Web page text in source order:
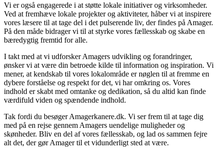
Vi er også engagerede i at støtte lokale initiativer og virksomheder.
Ved at fremhæve lokale projekter og aktiviteter, håber vi at inspirere
vores læsere til at tage del i det pulserende liv, der findes på Amager.
På den måde bidrager vi til at styrke vores fællesskab og skabe en
bæredygtig fremtid for alle.
I takt med at vi udforsker Amagers udvikling og forandringer,
ønsker vi at være din betroede kilde til information og inspiration. Vi
mener, at kendskab til vores lokalområde er nøglen til at fremme en
dybere forståelse og respekt for det, vi har omkring os. Vores
indhold er skabt med omtanke og dedikation, så du altid kan finde
værdifuld viden og spændende indhold.
Tak fordi du besøger Amagerkanere.dk. Vi ser frem til at tage dig
med på en rejse gennem Amagers uendelige muligheder og
skønheder. Bliv en del af vores fællesskab, og lad os sammen fejre
alt det, der gør Amager til et vidunderligt sted at være.